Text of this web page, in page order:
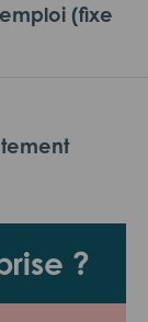
?
(fixe